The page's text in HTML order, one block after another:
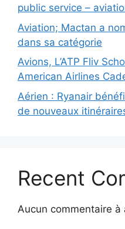
public service –
Aviation; Mactan a
dans sa catégorie
Avions, L’ATP Fliv
American Airlines
Aérien : Ryanair
de nouveaux
Recent
Aucun commentaire à